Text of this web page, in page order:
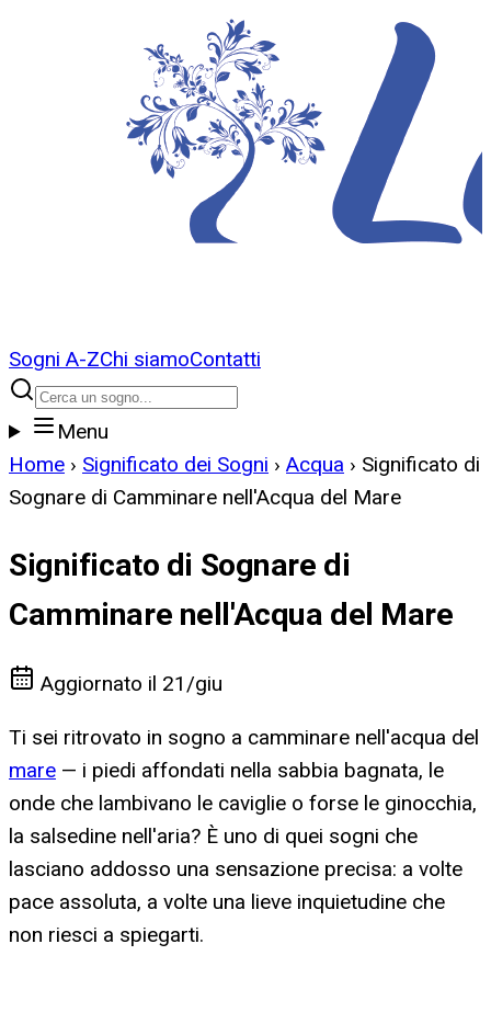
Sogni A-ZChi siamoContatti
Menu
Home › Significato dei Sogni › Acqua › Significato di
Sognare di Camminare nell'Acqua del Mare
Significato di Sognare di
Camminare nell'Acqua del Mare
Aggiornato il 21/giu
Ti sei ritrovato in sogno a camminare nell'acqua del
mare — i piedi affondati nella sabbia bagnata, le
onde che lambivano le caviglie o forse le ginocchia,
la salsedine nell'aria? È uno di quei sogni che
lasciano addosso una sensazione precisa: a volte
pace assoluta, a volte una lieve inquietudine che
non riesci a spiegarti.